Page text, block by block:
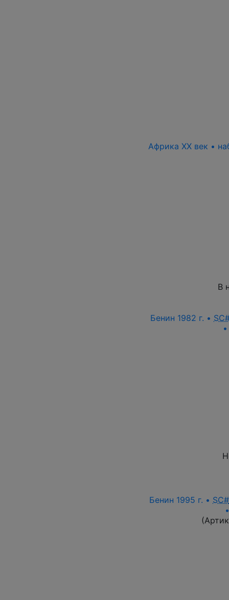
Африка XX век •
В
Бенин 1982 г. •
Бенин 1995 г. • SC#